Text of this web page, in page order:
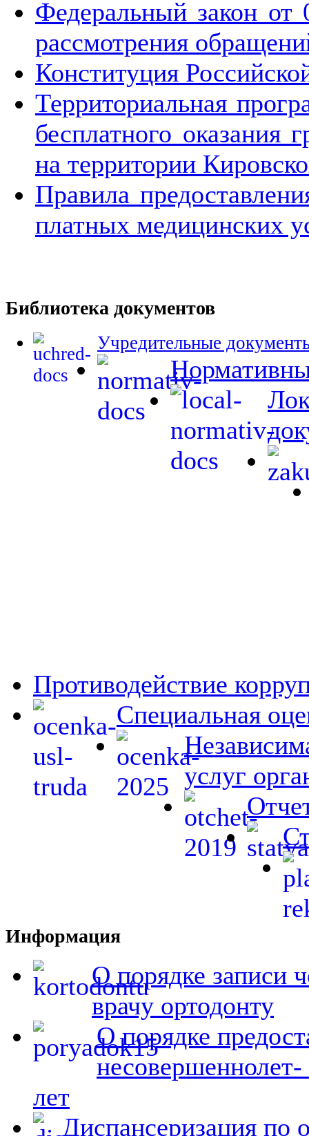
Федеральный закон
рассмотрения
Конституция
Территориальная
бесплатного
на территории
Правила
платных медицинских
Библиотека документов
Учредительные
Противодействие
Специальная
услуг
Информация
О порядке записи
врачу ортодонту
О порядке
лет
Диспансеризация по